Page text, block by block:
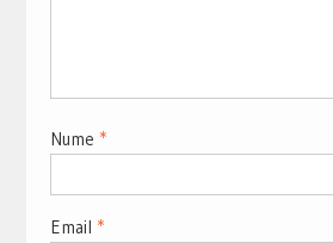
Nume *
Email *